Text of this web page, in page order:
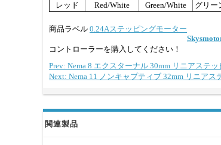
レッド
Red/White Green/White グリー
商品ラベル 0.24Aステッピングモーター
コントローラーを購入してください！
Prev: Nema 8 エクスターナル 30mm リニアステ
Next: Nema 11 ノンキャプティブ 32mm リニア
関連製品